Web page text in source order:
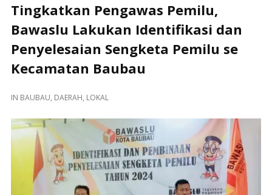
Tingkatkan Pengawas Pemilu,
Bawaslu Lakukan Identifikasi dan
Penyelesaian Sengketa Pemilu se
Kecamatan Baubau
IN BAUBAU, DAERAH, LOKAL